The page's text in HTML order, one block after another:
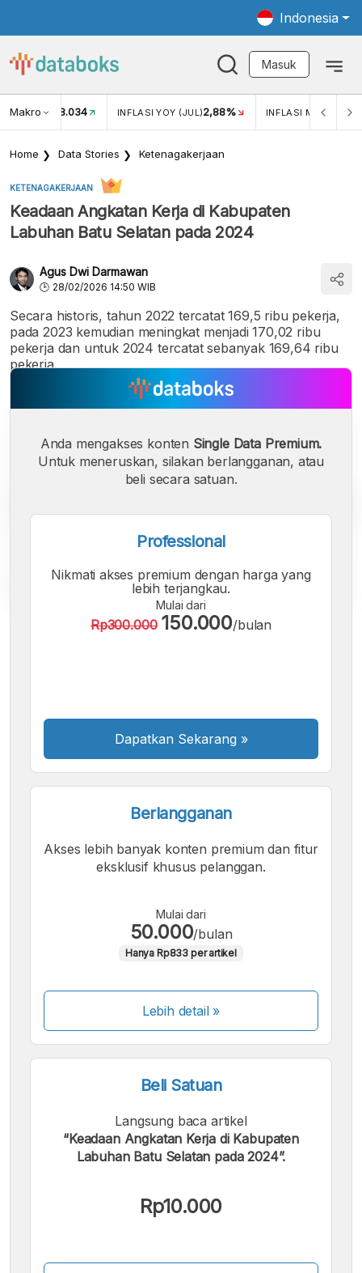
Indonesia
Masuk
Makro
USD/IDR 18.034 INFLASI YOY (JUL)2,88% INFLASI MOM (JUL)
Home Data Stories Ketenagakerjaan
KETENAGAKERJAAN
Keadaan Angkatan Kerja di Kabupaten
Labuhan Batu Selatan pada 2024
Agus Dwi Darmawan
28/02/2026 14:50 WIB
Secara historis, tahun 2022 tercatat 169,5 ribu pekerja,
pada 2023 kemudian meningkat menjadi 170,02 ribu
pekerja dan untuk 2024 tercatat sebanyak 169,64 ribu
pekerja.
A A A
Anda mengakses konten Single Data Premium.
Untuk meneruskan, silakan berlangganan, atau
beli secara satuan.
Professional
Nikmati akses premium dengan harga yang
lebih terjangkau.
Mulai dari
Rp300.000 150.000/bulan
Dapatkan Sekarang »
Berlangganan
Akses lebih banyak konten premium dan fitur
eksklusif khusus pelanggan.
Mulai dari
50.000/bulan
Hanya Rp833 per artikel
Lebih detail »
Beli Satuan
Langsung baca artikel
“Keadaan Angkatan Kerja di Kabupaten
Labuhan Batu Selatan pada 2024”.
Rp10.000
Kami menerima pembayaran berikut: